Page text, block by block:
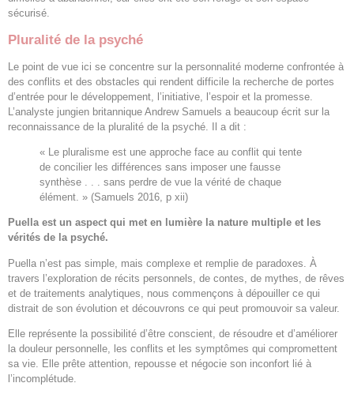
sécurisé.
Pluralité de la psyché
Le point de vue ici se concentre sur la personnalité moderne confrontée à
des conflits et des obstacles qui rendent difficile la recherche de portes
d’entrée pour le développement, l’initiative, l’espoir et la promesse.
L’analyste jungien britannique Andrew Samuels a beaucoup écrit sur la
reconnaissance de la pluralité de la psyché. Il a dit :
« Le pluralisme est une approche face au conflit qui tente
de concilier les différences sans imposer une fausse
synthèse . . . sans perdre de vue la vérité de chaque
élément. » (Samuels 2016, p xii)
Puella est un aspect qui met en lumière la nature multiple et les
vérités de la psyché.
Puella n’est pas simple, mais complexe et remplie de paradoxes. À
travers l’exploration de récits personnels, de contes, de mythes, de rêves
et de traitements analytiques, nous commençons à dépouiller ce qui
distrait de son évolution et découvrons ce qui peut promouvoir sa valeur.
Elle représente la possibilité d’être conscient, de résoudre et d’améliorer
la douleur personnelle, les conflits et les symptômes qui compromettent
sa vie. Elle prête attention, repousse et négocie son inconfort lié à
l’incomplétude.